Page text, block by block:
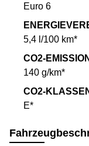
Euro 6
5,4 l/100 km*
CO2-
140 g/km*
CO2-
E*